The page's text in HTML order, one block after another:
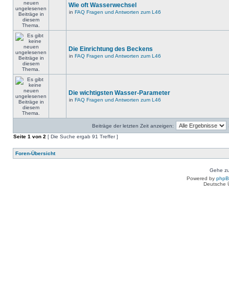
Wie oft Wasserwechsel
in FAQ Fragen und Antworten zum L46
Die Einrichtung des Beckens
in FAQ Fragen und Antworten zum L46
Die wichtigsten Wasser-Parameter
in FAQ Fragen und Antworten zum L46
Beiträge der letzten Zeit anzeigen:
Seite 1 von 2 [ Die Suche ergab 91 Treffer ]
Foren-Übersicht
Gehe
Powered by
Deutsche